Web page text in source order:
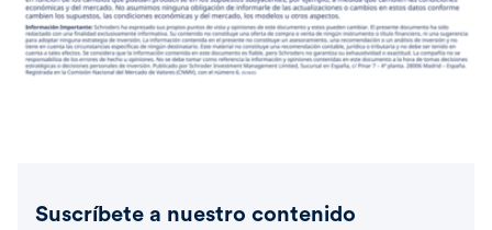
Suscríbete a nuestro contenido